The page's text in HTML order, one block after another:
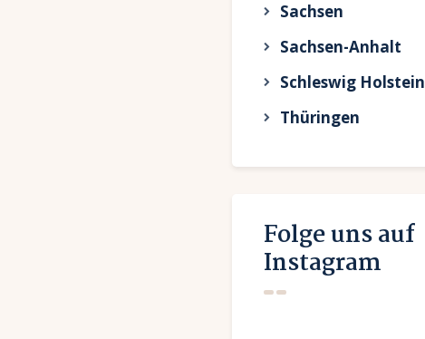
Sachsen
Sachsen-Anhalt
Schleswig Holstein
Thüringen
Folge uns auf
Instagram